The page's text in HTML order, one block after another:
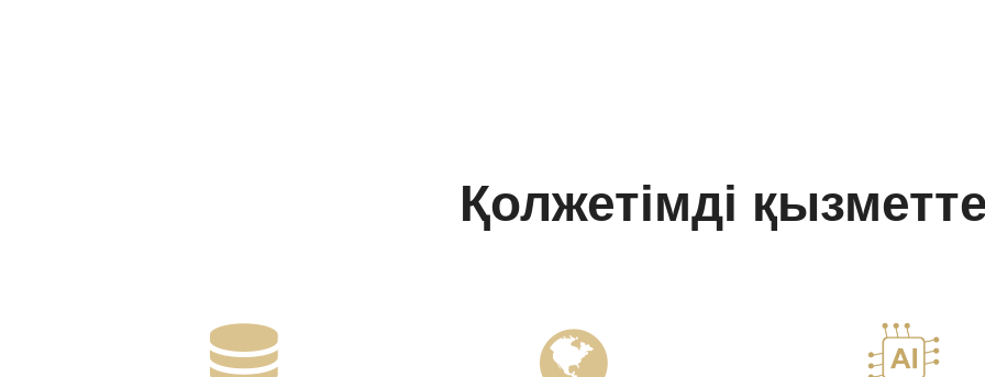
Қолжетімді